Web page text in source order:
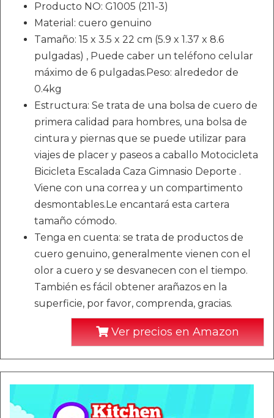
Producto NO: G1005 (211-3)
Material: cuero genuino
Tamaño: 15 x 3.5 x 22 cm (5.9 x 1.37 x 8.6
pulgadas) , Puede caber un teléfono celular
máximo de 6 pulgadas.Peso: alrededor de
0.4kg
Estructura: Se trata de una bolsa de cuero de
primera calidad para hombres, una bolsa de
cintura y piernas que se puede utilizar para
viajes de placer y paseos a caballo Motocicleta
Bicicleta Escalada Caza Gimnasio Deporte .
Viene con una correa y un compartimento
desmontables.Le encantará esta cartera
tamaño cómodo.
Tenga en cuenta: se trata de productos de
cuero genuino, generalmente vienen con el
olor a cuero y se desvanecen con el tiempo.
También es fácil obtener arañazos en la
superficie, por favor, comprenda, gracias.
Ver precios en Amazon